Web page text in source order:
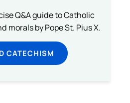
Q&A guide to Catholic
morals by Pope St. Pius X.
CATECHISM